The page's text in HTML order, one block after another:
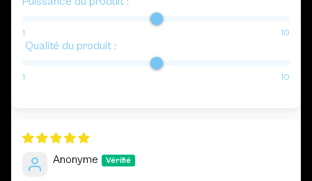
1 10
Qualité du produit :
1 10
Anonyme